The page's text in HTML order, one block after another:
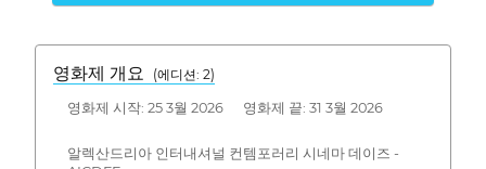
영화제 개요 (에디션: 2)
영화제 시작: 25 3월 2026 영화제 끝: 31 3월 2026
알렉산드리아 인터내셔널 컨템포러리 시네마 데이즈 -